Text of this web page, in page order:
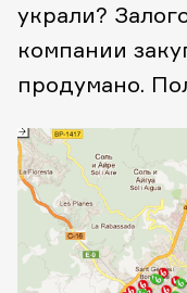
украли?
компании
продумано.